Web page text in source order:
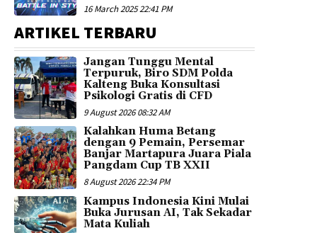
16 March 2025 22:41 PM
ARTIKEL TERBARU
Jangan Tunggu Mental
Terpuruk, Biro SDM Polda
Kalteng Buka Konsultasi
Psikologi Gratis di CFD
9 August 2026 08:32 AM
Kalahkan Huma Betang
dengan 9 Pemain, Persemar
Banjar Martapura Juara Piala
Pangdam Cup TB XXII
8 August 2026 22:34 PM
Kampus Indonesia Kini Mulai
Buka Jurusan AI, Tak Sekadar
Mata Kuliah